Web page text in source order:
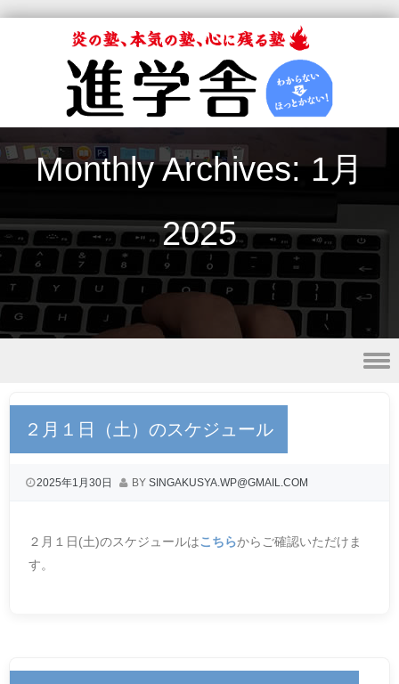
Monthly Archives:1月
2025
２月１日（土）のスケジュール
2025年1月30日 BY SINGAKUSYA.WP@GMAIL.COM
２月１日(土)のスケジュールはこちらからご確認いただけま
す。